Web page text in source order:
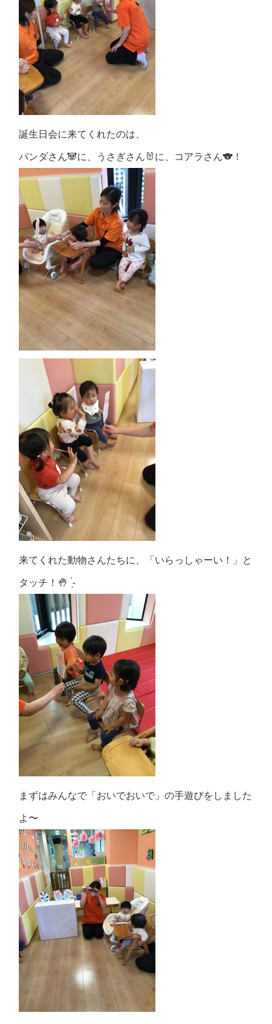
誕生日会に来てくれたのは、
パンダさん🐼に、うさぎさん🐰に、コアラさん🐨！
来てくれた動物さんたちに、「いらっしゃーい！」と
タッチ！🤚 ́͏̖-
まずはみんなで「おいでおいで」の手遊びをしました
よ〜